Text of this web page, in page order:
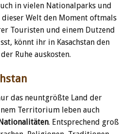
in vielen Nationalparks und
Welt den Moment oftmals
Touristen und einem Dutzend
könnt ihr in Kasachstan den
Ruhe auskosten.
das neuntgrößte Land der
Territorium leben auch
. Entsprechend groß